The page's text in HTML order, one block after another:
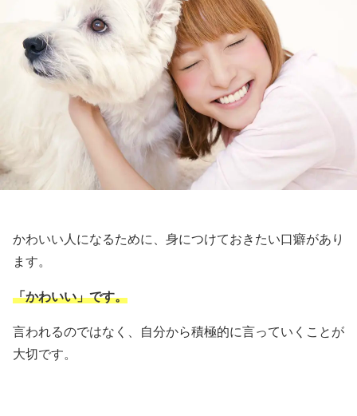
かわいい人になるために、身につけておきたい口癖があり
ます。
「かわいい」です。
言われるのではなく、自分から積極的に言っていくことが
大切です。